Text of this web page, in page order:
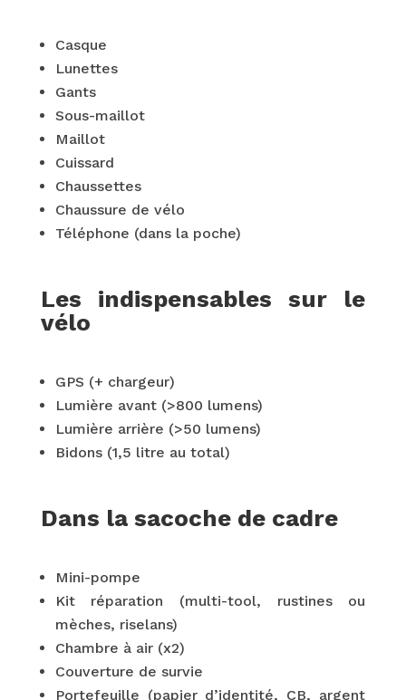
Casque
Lunettes
Gants
Sous-maillot
Maillot
Cuissard
Chaussettes
Chaussure de vélo
Téléphone (dans la poche)
Les indispensables sur le
vélo
GPS (+ chargeur)
Lumière avant (>800 lumens)
Lumière arrière (>50 lumens)
Bidons (1,5 litre au total)
Dans la sacoche de cadre
Mini-pompe
Kit réparation (multi-tool, rustines ou
mèches, riselans)
Chambre à air (x2)
Couverture de survie
Portefeuille (papier d’identité, CB, argent